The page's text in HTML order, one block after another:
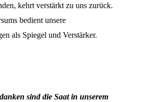
kehrt verstärkt zu uns zurück.
bedient unsere
als Spiegel und Verstärker.
sind die Saat in unserem